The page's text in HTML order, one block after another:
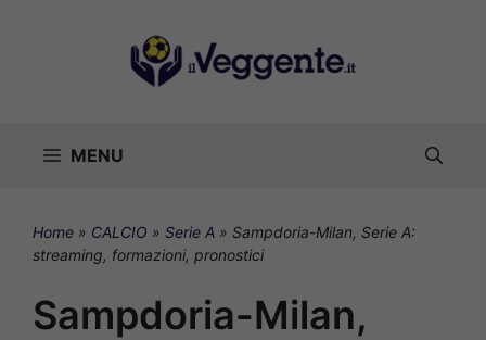
MENU
Home » CALCIO » Serie A » Sampdoria-Milan, Serie A:
streaming, formazioni, pronostici
Sampdoria-Milan,